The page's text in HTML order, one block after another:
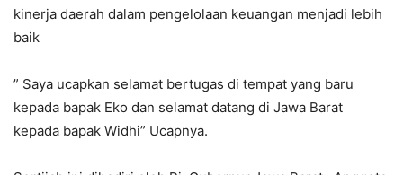
kinerja daerah dalam pengelolaan keuangan menjadi lebih
baik
” Saya ucapkan selamat bertugas di tempat yang baru
kepada bapak Eko dan selamat datang di Jawa Barat
kepada bapak Widhi” Ucapnya.